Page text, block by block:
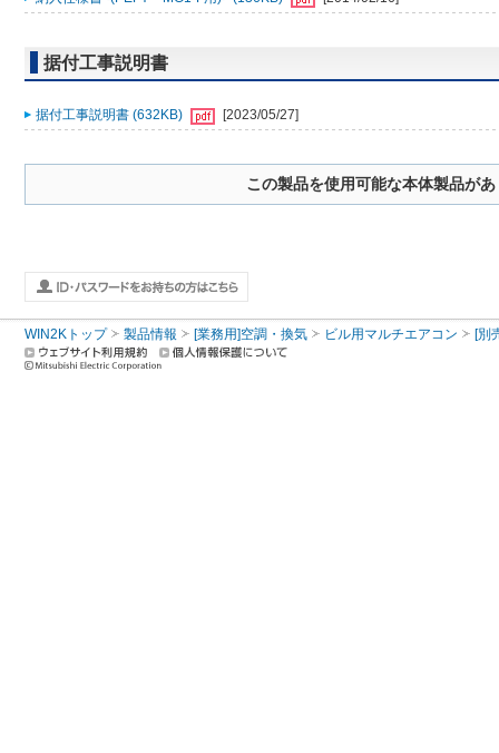
据付工事説明書
据付工事説明書 (632KB) [2023/05/27]
この製品を使用可能な本体製品が
WIN2Kトップ 製品情報 [業務用]空調・換気 ビル用マルチエアコン [別